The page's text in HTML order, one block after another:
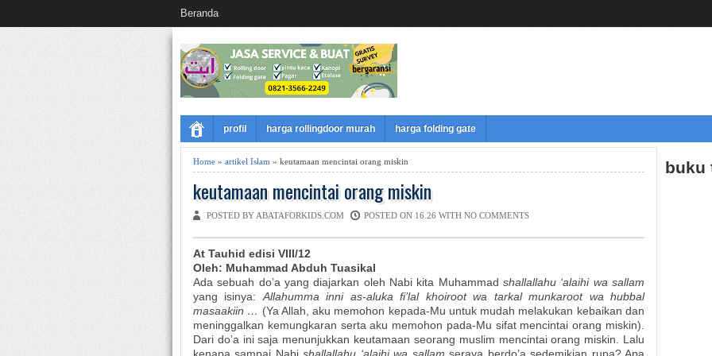
Beranda
profil harga rollingdoor murah harga folding gate
Home » artikel Islam » keutamaan mencintai orang miskin
keutamaan mencintai orang miskin
POSTED BY ABATAFORKIDS.COM POSTED ON 16.26 WITH NO COMMENTS
At Tauhid edisi VIII/12
Oleh: Muhammad Abduh Tuasikal
Ada sebuah do’a yang diajarkan oleh Nabi kita Muhammad shallallahu ‘alaihi wa sallam
yang isinya: Allahumma inni as-aluka fi’lal khoiroot wa tarkal munkaroot wa hubbal
masaakiin … (Ya Allah, aku memohon kepada-Mu untuk mudah melakukan kebaikan dan
meninggalkan kemungkaran serta aku memohon pada-Mu sifat mencintai orang miskin).
Dari do’a ini saja menunjukkan keutamaan seorang muslim mencintai orang miskin. Lalu
buku